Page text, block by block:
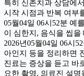
특히 신촌치과 상담에
시작 시점과 반복 여부
05월04일 06시52분 예
이 심한지, 음식을 씹
2026년05월04일 06시
아인지 등을 정리하면
진료는 증상을 듣고 바
요한 촬영, 의료진 설명